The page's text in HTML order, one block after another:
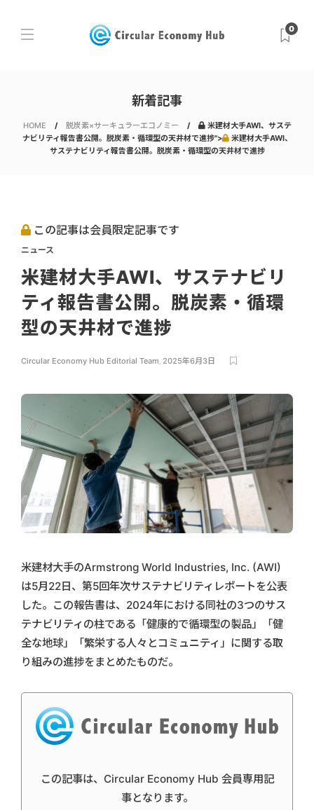
0
新着記事
HOME 脱炭素×サーキュラーエコノミー
米建材大手AWI、サステ
ナビリティ報告書公開。脱炭素・循環型の天井材で進捗">
米建材大手AWI、
サステナビリティ報告書公開。脱炭素・循環型の天井材で進捗
この記事は会員限定記事です
ニュース
米建材大手AWI、サステナビリ
ティ報告書公開。脱炭素・循環
型の天井材で進捗
Circular Economy Hub Editorial Team, 2025年6月3日
米建材大手のArmstrong World Industries, Inc. (AWI)
は5月22日、第5回年次サステナビリティレポートを公表
した。この報告書は、2024年における同社の3つのサス
テナビリティの柱である「健康的で循環型の製品」「健
全な地球」「繁栄する人々とコミュニティ」に関する取
り組みの進捗をまとめたものだ。
この記事は、Circular Economy Hub 会員専用記
事となります。